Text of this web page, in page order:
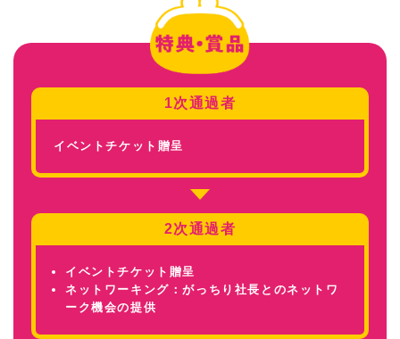
1次通過者
イベントチケット贈呈
2次通過者
イベントチケット贈呈
ネットワーキング：がっちり社長とのネットワ
ーク機会の提供